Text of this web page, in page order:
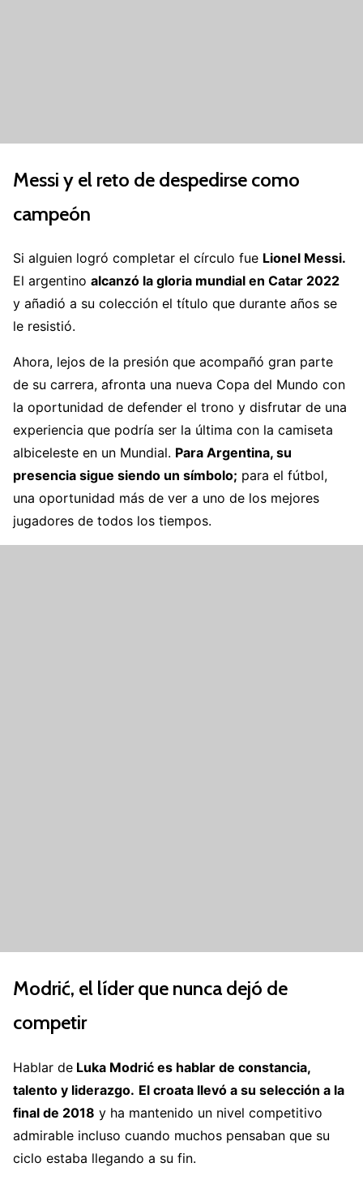
Messi y el reto de despedirse como
campeón
Si alguien logró completar el círculo fue Lionel Messi.
El argentino alcanzó la gloria mundial en Catar 2022
y añadió a su colección el título que durante años se
le resistió.
Ahora, lejos de la presión que acompañó gran parte
de su carrera, afronta una nueva Copa del Mundo con
la oportunidad de defender el trono y disfrutar de una
experiencia que podría ser la última con la camiseta
albiceleste en un Mundial. Para Argentina, su
presencia sigue siendo un símbolo; para el fútbol,
una oportunidad más de ver a uno de los mejores
jugadores de todos los tiempos.
Modrić, el líder que nunca dejó de
competir
Hablar de Luka Modrić es hablar de constancia,
talento y liderazgo. El croata llevó a su selección a la
final de 2018 y ha mantenido un nivel competitivo
admirable incluso cuando muchos pensaban que su
ciclo estaba llegando a su fin.